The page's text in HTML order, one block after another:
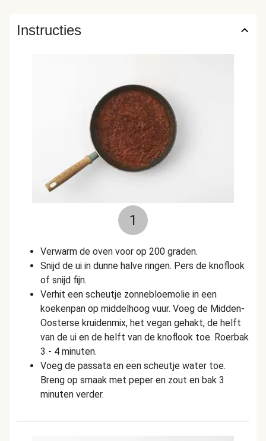
Instructies
1
Verwarm de oven voor op 200 graden.
Snijd de ui in dunne halve ringen. Pers de knoflook
of snijd fijn.
Verhit een scheutje zonnebloemolie in een
koekenpan op middelhoog vuur. Voeg de Midden-
Oosterse kruidenmix, het vegan gehakt, de helft
van de ui en de helft van de knoflook toe. Roerbak
3 - 4 minuten.
Voeg de passata en een scheutje water toe.
Breng op smaak met peper en zout en bak 3
minuten verder.